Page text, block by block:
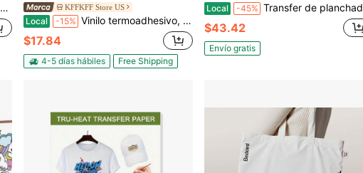
KFFKFF Store US
Local -15% Vinilo termoadhesivo, 30,5 cm x 7,6 m, blanco brillante, rollo de vinilo termoadhesivo, fácil de cortar y pelar, fuerte adherencia, compatible con máquinas de corte, para diversos materiales: camisetas, almohadas, gorras.
$17.84
4-5 días hábiles Free Shipping
Local -45% Transfer de planchado "I Love Jesus" para hombres 6 piezas
$43.42
Envío gratis